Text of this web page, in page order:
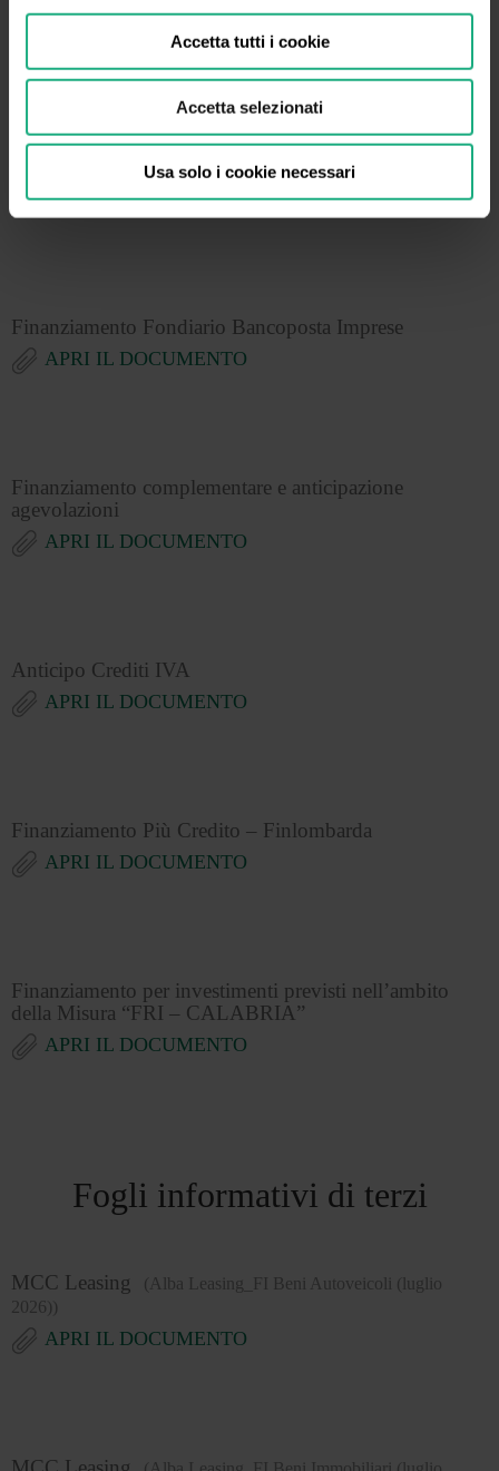
Accetta tutti i cookie
Accetta selezionati
Usa solo i cookie necessari
APRI IL DOCUMENTO
Finanziamento Chirografario Bancoposta Imprese
APRI IL DOCUMENTO
Finanziamento Fondiario Bancoposta Imprese
APRI IL DOCUMENTO
Finanziamento complementare e anticipazione
agevolazioni
APRI IL DOCUMENTO
Anticipo Crediti IVA
APRI IL DOCUMENTO
Finanziamento Più Credito – Finlombarda
APRI IL DOCUMENTO
Finanziamento per investimenti previsti nell’ambito
della Misura “FRI – CALABRIA”
APRI IL DOCUMENTO
Fogli informativi di terzi
MCC Leasing
(Alba Leasing_FI Beni Autoveicoli (luglio
2026))
APRI IL DOCUMENTO